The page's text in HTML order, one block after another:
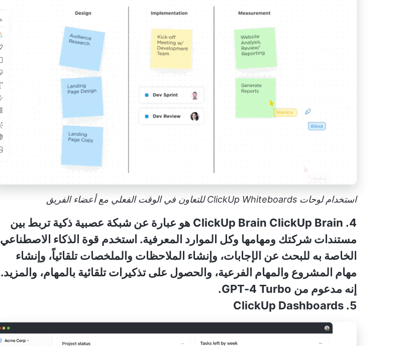
استخدام لوحات ClickUp Whiteboards للتعاون في الوقت الفعلي مع أعضاء الفريق
4. ClickUp Brain
ClickUp Brain
هو عبارة عن شبكة عصبية ذكية تربط بين
مستندات شركتك ومهامها وكل الموارد المعرفية. استخدم قوة الذكاء الاصطناعي
الخاصة به للبحث عن الإجابات، وإنشاء الملاحظات والملخصات تلقائياً، وإنشاء
مهام المشروع والمهام الفرعية، والحصول على تذكيرات تلقائية بالمهام، والمزيد.
إنه مدعوم من GPT-4 Turbo.
5. ClickUp Dashboards